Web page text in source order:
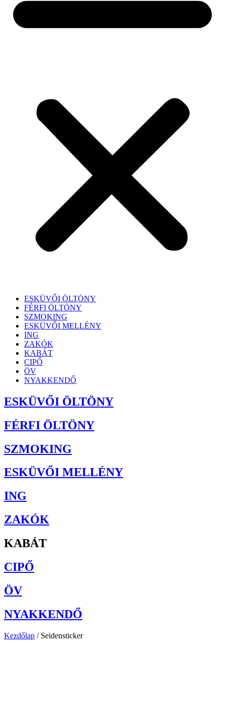
ESKÜVŐI ÖLTÖNY
FÉRFI ÖLTÖNY
SZMOKING
ESKÜVŐI MELLÉNY
ING
ZAKÓK
KABÁT
CIPŐ
ÖV
NYAKKENDŐ
ESKÜVŐI ÖLTÖNY
FÉRFI ÖLTÖNY
SZMOKING
ESKÜVŐI MELLÉNY
ING
ZAKÓK
KABÁT
CIPŐ
ÖV
NYAKKENDŐ
Kezdőlap / Seidensticker